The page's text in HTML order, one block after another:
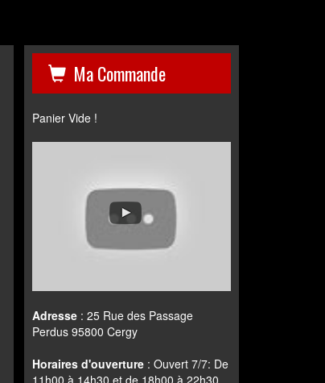
Ma Commande
Panier Vide !
Adresse : 25 Rue des Passage
Perdus 95800 Cergy
Horaires d'ouverture : Ouvert 7/7: De